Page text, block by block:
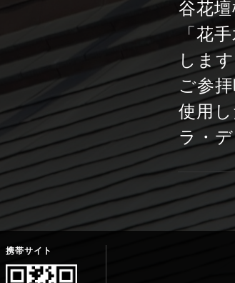
谷花
「花
しま
ご参
使用
ラ・
携帯サイト